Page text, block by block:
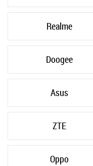
Realme
Doogee
Asus
ZTE
Oppo